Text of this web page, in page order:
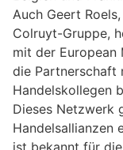
Auch Geert
Colruyt-Gruppe,
mit der European
die Partnerschaft
Handelskollegen
Dieses Netzwerk
Handelsallianzen